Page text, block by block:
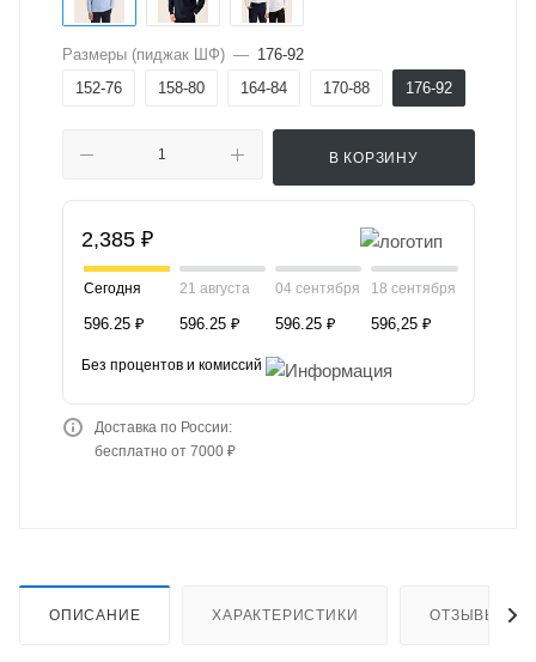
Размеры (пиджак ШФ) — 176-92
152-76
158-80 164-84 170-88 176-92
В КОРЗИНУ
2,385 ₽
Сегодня
596.25 ₽
21 августа
596.25 ₽
04 сентября
596.25 ₽
18 сентября
596,25 ₽
Без процентов и комиссий
Доставка по России:
бесплатно от 7000 ₽
ОПИСАНИЕ ХАРАКТЕРИСТИКИ ОТЗЫВЫ